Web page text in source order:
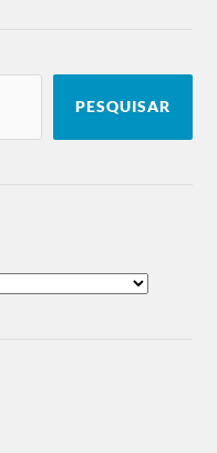
PESQUISAR